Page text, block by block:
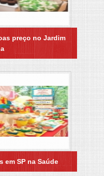
preço no Jardim
em SP na Saúde